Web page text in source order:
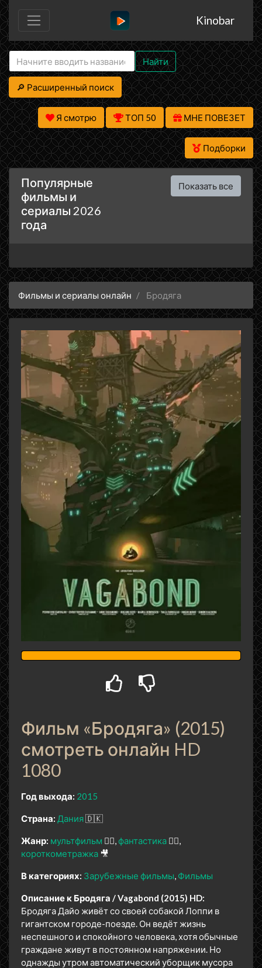
Kinobar
Найти
🔎 Расширенный поиск
Я смотрю ТОП 50 МНЕ ПОВЕЗЕТ
Подборки
Популярные
фильмы и
сериалы 2026
года
Показать все
Фильмы и сериалы онлайн Бродяга
Фильм «Бродяга» (2015)
смотреть онлайн HD
1080
Год выхода: 2015
Страна: Дания🇩🇰
Жанр: мультфильм 🧚‍♀️ фантастика 🧙‍♀️
короткометражка 🎥
В категориях: Зарубежные фильмы Фильмы
Описание к Бродяга / Vagabond (2015) HD:
Бродяга Дайо живёт со своей собакой Лоппи в
гигантском городе-поезде. Он ведёт жизнь
неспешного и спокойного человека, хотя обычные
граждане живут в постоянном напряжении. Но
однажды утром автоматический уборщик мусора